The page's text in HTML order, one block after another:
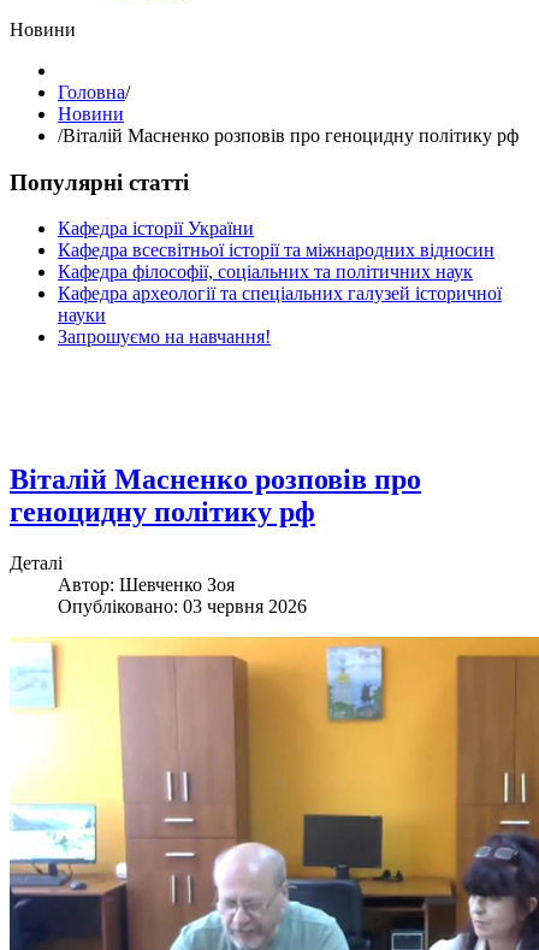
Hовини
Головна/
Hовини
/Віталій Масненко розповів про геноцидну політику рф
Популярні статті
Кафедра історії України
Кафедра всесвітньої історії та міжнародних відносин
Кафедра філософії, соціальних та політичних наук
Кафедра археології та спеціальних галузей історичної
науки
Запрошуємо на навчання!
Віталій Масненко розповів про
геноцидну політику рф
Деталі
Автор: Шевченко Зоя
Опубліковано: 03 червня 2026